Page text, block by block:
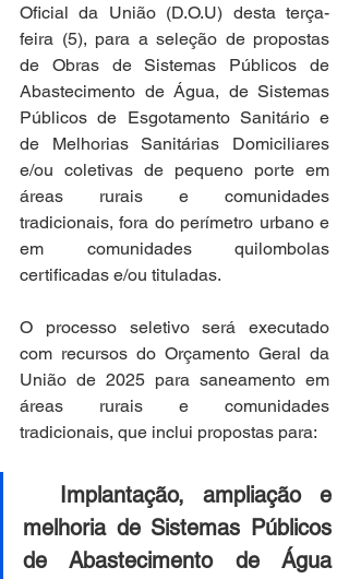
Oficial da União (D.O.U) desta terça-
feira (5), para a seleção de propostas
de Obras de Sistemas Públicos de
Abastecimento de Água, de Sistemas
Públicos de Esgotamento Sanitário e
de Melhorias Sanitárias Domiciliares
e/ou coletivas de pequeno porte em
áreas rurais e comunidades
tradicionais, fora do perímetro urbano e
em comunidades quilombolas
certificadas e/ou tituladas.
O processo seletivo será executado
com recursos do Orçamento Geral da
União de 2025 para saneamento em
áreas rurais e comunidades
tradicionais, que inclui propostas para:
Implantação, ampliação e
melhoria de Sistemas Públicos
de Abastecimento de Água